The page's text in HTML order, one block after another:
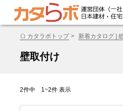
カタラボトップ 新着カタログ |
壁取付け
2件中 1~2件 表示